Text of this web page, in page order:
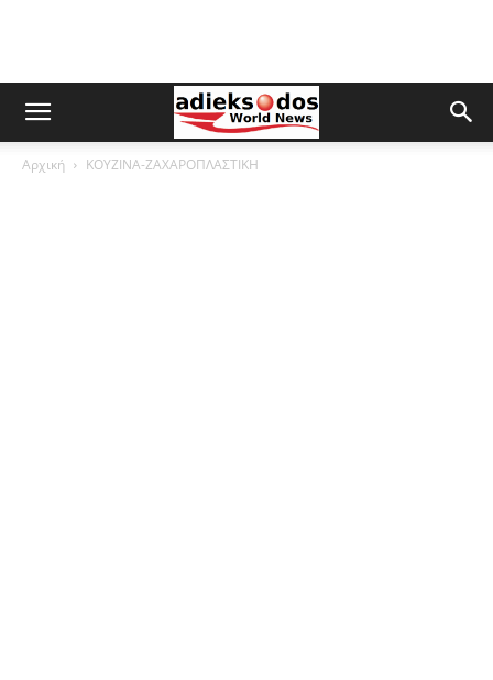
Αρχική ΚΟΥΖΙΝΑ-ΖΑΧΑΡΟΠΛΑΣΤΙΚΗ